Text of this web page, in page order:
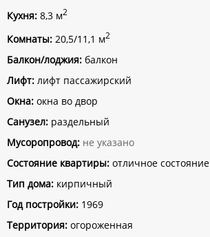
Кухня: 8,3 м2
Комнаты: 20,5/11,1 м2
Балкон/лоджия: балкон
Лифт: лифт пассажирский
Окна: окна во двор
Санузел: раздельный
Мусоропровод: не указано
Состояние квартиры: отличное состояние
Тип дома: кирпичный
Год постройки: 1969
Территория: огороженная